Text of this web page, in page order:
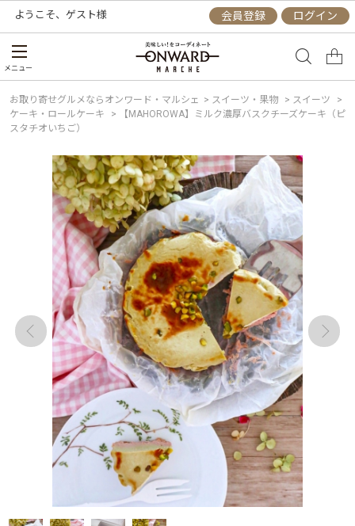
ようこそ、 ゲスト様 会員登録 ログイン
メニュー
お取り寄せグルメならオンワード・マルシェ > スイーツ・果物 > スイーツ
>
ケーキ・ロールケーキ
>
【MAHOROWA】ミルク濃厚バスクチーズケーキ（ピ
スタチオいちご）